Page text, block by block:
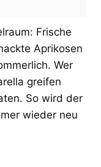
Frische
Aprikosen
Wer
greifen
So wird der
wieder neu